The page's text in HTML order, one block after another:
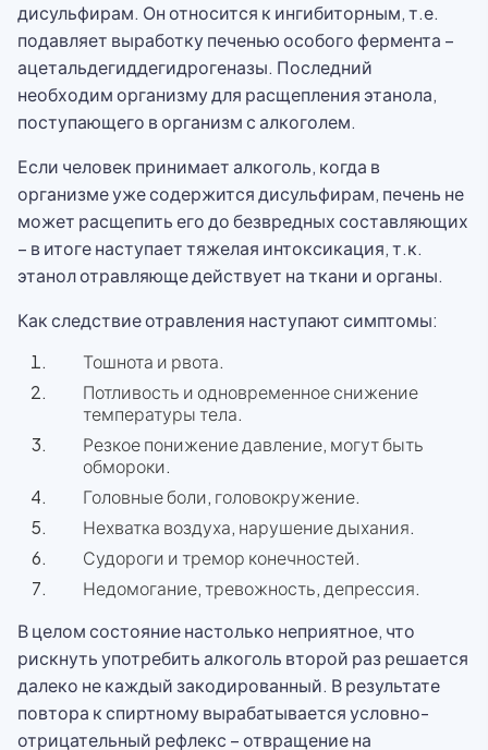
дисульфирам. Он относится к ингибиторным, т.е.
подавляет выработку печенью особого фермента –
ацетальдегиддегидрогеназы. Последний
необходим организму для расщепления этанола,
поступающего в организм с алкоголем.
Если человек принимает алкоголь, когда в
организме уже содержится дисульфирам, печень не
может расщепить его до безвредных составляющих
– в итоге наступает тяжелая интоксикация, т.к.
этанол отравляюще действует на ткани и органы.
Как следствие отравления наступают симптомы:
Тошнота и рвота.
Потливость и одновременное снижение
температуры тела.
Резкое понижение давление, могут быть
обмороки.
Головные боли, головокружение.
Нехватка воздуха, нарушение дыхания.
Судороги и тремор конечностей.
Недомогание, тревожность, депрессия.
В целом состояние настолько неприятное, что
рискнуть употребить алкоголь второй раз решается
далеко не каждый закодированный. В результате
повтора к спиртному вырабатывается условно-
отрицательный рефлекс – отвращение на